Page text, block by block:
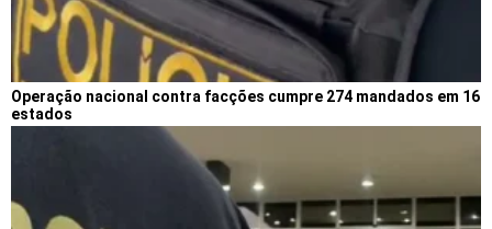
Operação nacional contra facções cumpre 274 mandados em 16
estados